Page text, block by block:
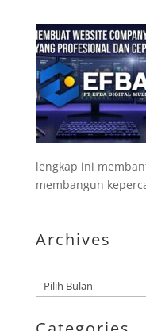
lengkap ini
membangun
Archives
Arsip